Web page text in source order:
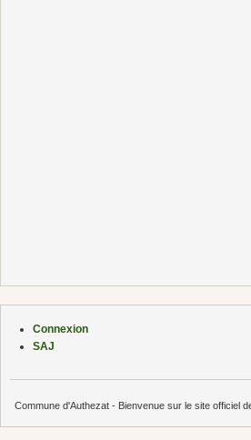
Connexion
SAJ
Commune d'Authezat - Bienvenue sur le site officiel